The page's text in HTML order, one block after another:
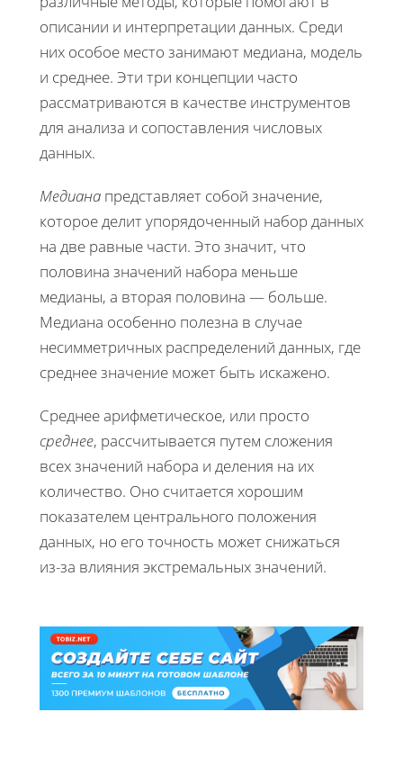
описании и интерпретации данных. Среди
них особое место занимают медиана, модель
и среднее. Эти три концепции часто
рассматриваются в качестве инструментов
для анализа и сопоставления числовых
данных.
Медиана представляет собой значение,
которое делит упорядоченный набор данных
на две равные части. Это значит, что
половина значений набора меньше
медианы, а вторая половина — больше.
Медиана особенно полезна в случае
несимметричных распределений данных, где
среднее значение может быть искажено.
Среднее арифметическое, или просто
среднее, рассчитывается путем сложения
всех значений набора и деления на их
количество. Оно считается хорошим
показателем центрального положения
данных, но его точность может снижаться
из-за влияния экстремальных значений.